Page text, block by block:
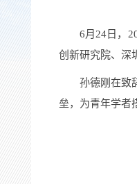
6月 24日，
创新研究院、深
孙德刚在致
垒，为青年学者